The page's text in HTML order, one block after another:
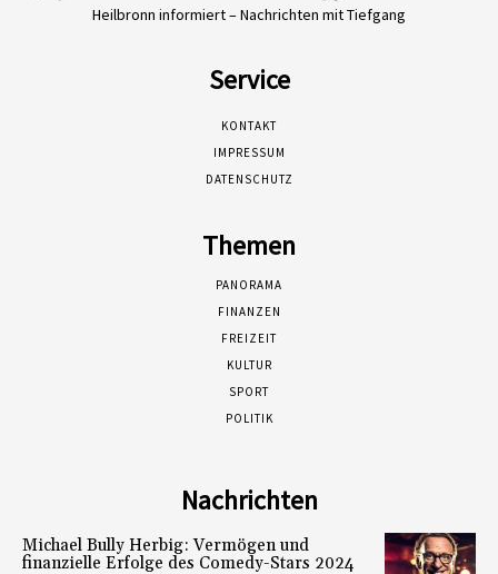
Heilbronn informiert – Nachrichten mit Tiefgang
Service
KONTAKT
IMPRESSUM
DATENSCHUTZ
Themen
PANORAMA
FINANZEN
FREIZEIT
KULTUR
SPORT
POLITIK
Nachrichten
Michael Bully Herbig: Vermögen und
finanzielle Erfolge des Comedy-Stars 2024